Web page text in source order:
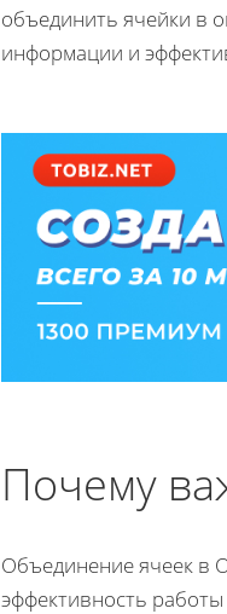
объединить ячейки в
информации и
Почему
Объединение ячеек в
эффективность